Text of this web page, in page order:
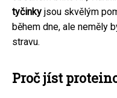
tyčinky jsou skvělým
během dne, ale neměly
stravu.
Proč jíst